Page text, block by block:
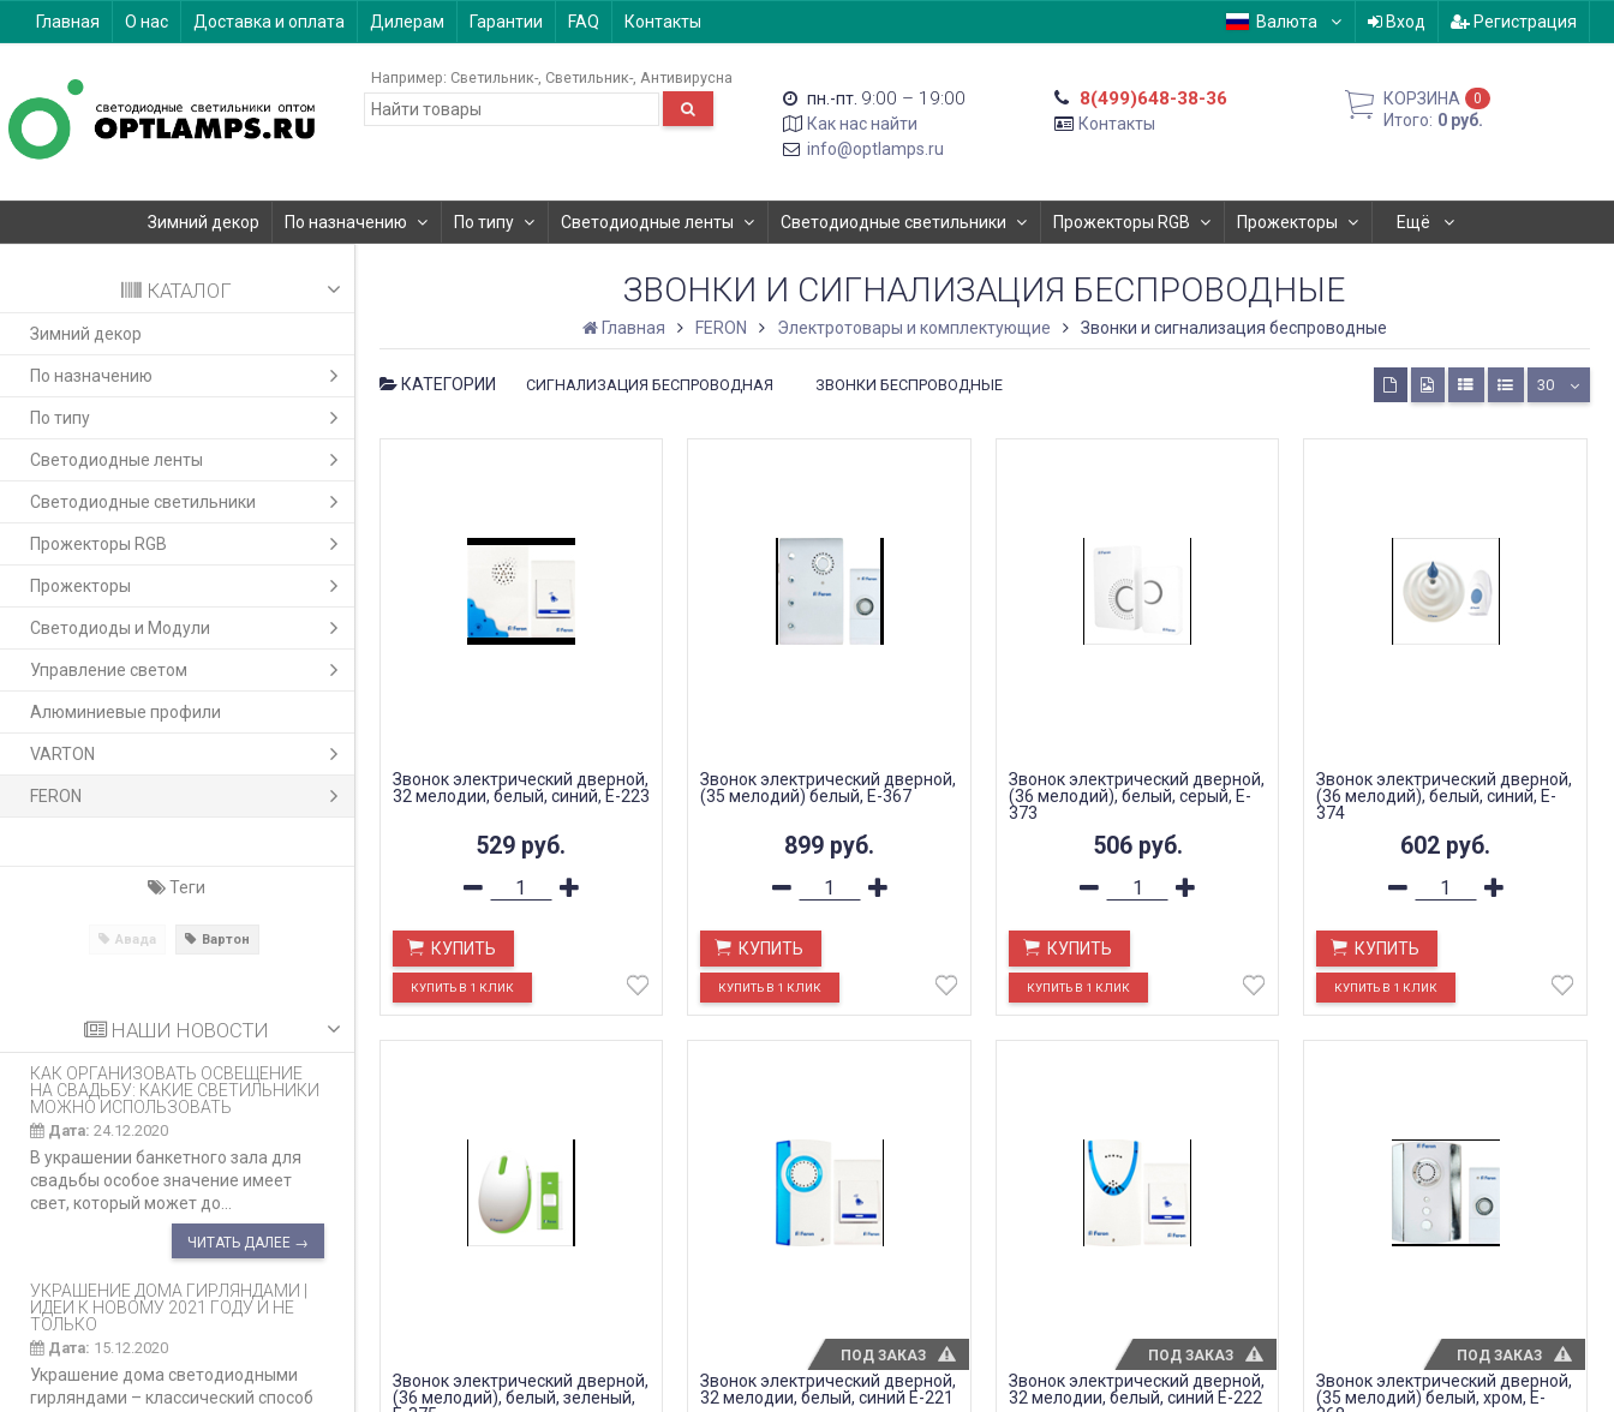
Главная О нас Доставка и оплата Дилерам Гарантии FAQ Контакты Валюта Вход Регистрация
Например: Светильник- Светильник- Антивирусна
пн.-пт. 9:00 – 19:00
Как нас найти
info@optlamps.ru
8(499)648-38-36
Контакты
КОРЗИНА 0
Итого: 0 руб.
Зимний декор По назначению По типу Светодиодные ленты Светодиодные светильники Прожекторы RGB Прожекторы Ещё
КАТАЛОГ
Зимний декор
По назначению
По типу
Светодиодные ленты
Светодиодные светильники
Прожекторы RGB
Прожекторы
Светодиоды и Модули
Управление светом
Алюминиевые профили
VARTON
FERON
Теги
Авада Вартон
НАШИ НОВОСТИ
КАК ОРГАНИЗОВАТЬ ОСВЕЩЕНИЕ
НА СВАДЬБУ: КАКИЕ СВЕТИЛЬНИКИ
МОЖНО ИСПОЛЬЗОВАТЬ
Дата: 24.12.2020
В украшении банкетного зала для
свадьбы особое значение имеет
свет, который может до...
ЧИТАТЬ ДАЛЕЕ →
УКРАШЕНИЕ ДОМА ГИРЛЯНДАМИ |
ИДЕИ К НОВОМУ 2021 ГОДУ И НЕ
ТОЛЬКО
Дата: 15.12.2020
Украшение дома светодиодными
гирляндами – классический способ
ЗВОНКИ И СИГНАЛИЗАЦИЯ БЕСПРОВОДНЫЕ
Главная FERON Электротовары и комплектующие Звонки и сигнализация беспроводные
КАТЕГОРИИ СИГНАЛИЗАЦИЯ БЕСПРОВОДНАЯ ЗВОНКИ БЕСПРОВОДНЫЕ 30
Звонок электрический дверной,
32 мелодии, белый, синий, E-223
529 руб.
КУПИТЬ
Звонок электрический дверной,
(35 мелодий) белый, E-367
899 руб.
КУПИТЬ
Звонок электрический дверной,
(36 мелодий), белый, серый, E-
373
506 руб.
КУПИТЬ
Звонок электрический дверной,
(36 мелодий), белый, синий, E-
374
602 руб.
КУПИТЬ
Звонок электрический дверной,
(36 мелодий), белый, зеленый,
Звонок электрический дверной,
32 мелодии, белый, синий E-221
ПОД ЗАКАЗ
Звонок электрический дверной,
32 мелодии, белый, синий E-222
ПОД ЗАКАЗ
Звонок электрический дверной,
(35 мелодий) белый, хром, E-
ПОД ЗАКАЗ